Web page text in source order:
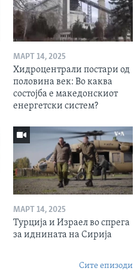
МАРТ 14, 2025
Хидроцентрали постари од
половина век: Во каква
состојба е македонскиот
енергетски систем?
МАРТ 14, 2025
Турција и Израел во спрега
за иднината на Сирија
Сите епизоди